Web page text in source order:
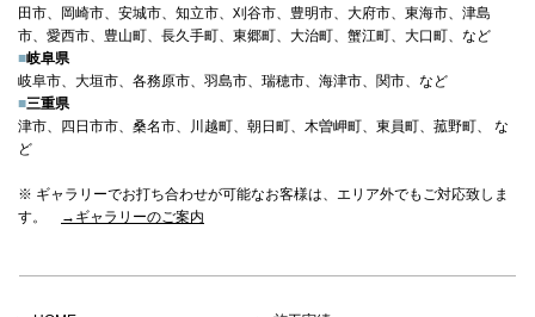
田市、岡崎市、安城市、知立市、刈谷市、豊明市、大府市、東海市、津島
市、愛西市、豊山町、長久手町、東郷町、大治町、蟹江町、大口町、など
■岐阜県
岐阜市、大垣市、各務原市、羽島市、瑞穂市、海津市、関市、など
■三重県
津市、四日市市、桑名市、川越町、朝日町、木曽岬町、東員町、菰野町、 な
ど
※ ギャラリーでお打ち合わせが可能なお客様は、エリア外でもご対応致しま
す。
→ギャラリーのご案内